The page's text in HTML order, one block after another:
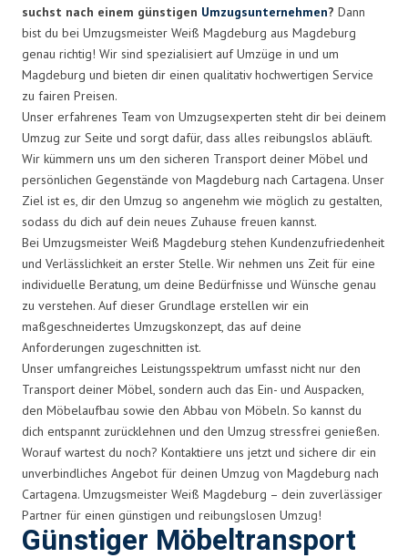
suchst nach einem günstigen Umzugsunternehmen? Dann
bist du bei Umzugsmeister Weiß Magdeburg aus Magdeburg
genau richtig! Wir sind spezialisiert auf Umzüge in und um
Magdeburg und bieten dir einen qualitativ hochwertigen Service
zu fairen Preisen.
Unser erfahrenes Team von Umzugsexperten steht dir bei deinem
Umzug zur Seite und sorgt dafür, dass alles reibungslos abläuft.
Wir kümmern uns um den sicheren Transport deiner Möbel und
persönlichen Gegenstände von Magdeburg nach Cartagena. Unser
Ziel ist es, dir den Umzug so angenehm wie möglich zu gestalten,
sodass du dich auf dein neues Zuhause freuen kannst.
Bei Umzugsmeister Weiß Magdeburg stehen Kundenzufriedenheit
und Verlässlichkeit an erster Stelle. Wir nehmen uns Zeit für eine
individuelle Beratung, um deine Bedürfnisse und Wünsche genau
zu verstehen. Auf dieser Grundlage erstellen wir ein
maßgeschneidertes Umzugskonzept, das auf deine
Anforderungen zugeschnitten ist.
Unser umfangreiches Leistungsspektrum umfasst nicht nur den
Transport deiner Möbel, sondern auch das Ein- und Auspacken,
den Möbelaufbau sowie den Abbau von Möbeln. So kannst du
dich entspannt zurücklehnen und den Umzug stressfrei genießen.
Worauf wartest du noch? Kontaktiere uns jetzt und sichere dir ein
unverbindliches Angebot für deinen Umzug von Magdeburg nach
Cartagena. Umzugsmeister Weiß Magdeburg – dein zuverlässiger
Partner für einen günstigen und reibungslosen Umzug!
Günstiger Möbeltransport